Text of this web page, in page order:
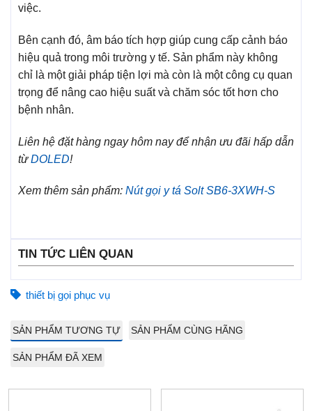
việc.
Bên cạnh đó, âm báo tích hợp giúp cung cấp cảnh báo
hiệu quả trong môi trường y tế. Sản phẩm này không
chỉ là một giải pháp tiện lợi mà còn là một công cụ quan
trọng để nâng cao hiệu suất và chăm sóc tốt hơn cho
bệnh nhân.
Liên hệ đặt hàng ngay hôm nay để nhận ưu đãi hấp dẫn
từDOLED!
Xem thêm sản phẩm: Nút gọi y tá Solt SB6-3XWH-S
TIN TỨC LIÊN QUAN
thiết bị gọi phục vụ
SẢN PHẨM TƯƠNG TỰ SẢN PHẨM CÙNG HÃNG
SẢN PHẨM ĐÃ XEM